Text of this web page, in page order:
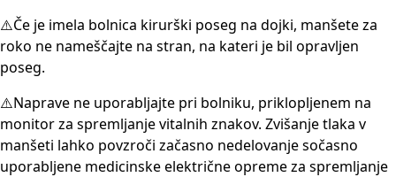
⚠️Če je imela bolnica kirurški poseg na dojki, manšete za
roko ne nameščajte na stran, na kateri je bil opravljen
poseg.
⚠️Naprave ne uporabljajte pri bolniku, priklopljenem na
monitor za spremljanje vitalnih znakov. Zvišanje tlaka v
manšeti lahko povzroči začasno nedelovanje sočasno
uporabljene medicinske električne opreme za spremljanje